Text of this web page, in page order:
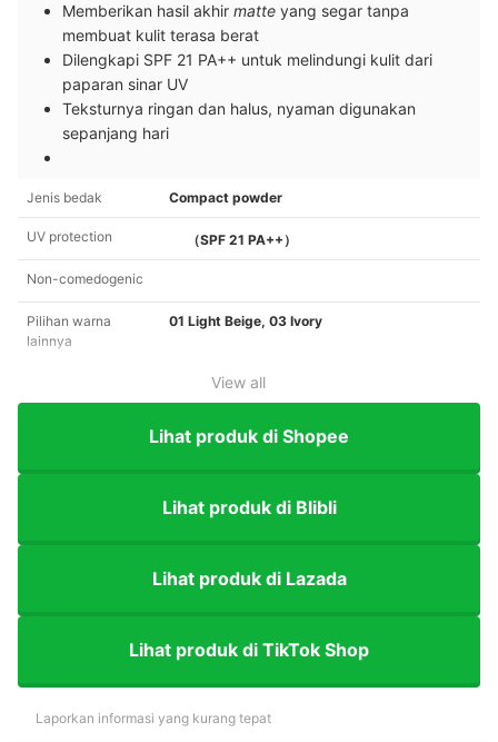
Memberikan hasil akhir matte yang segar tanpa
membuat kulit terasa berat
Dilengkapi SPF 21 PA++ untuk melindungi kulit dari
paparan sinar UV
Teksturnya ringan dan halus, nyaman digunakan
sepanjang hari
Jenis bedak Compact powder
UV protection （SPF 21 PA++）
Non-comedogenic
Pilihan warna
lainnya
01 Light Beige, 03 Ivory
View all
Lihat produk di Shopee
Lihat produk di Blibli
Lihat produk di Lazada
Lihat produk di TikTok Shop
Laporkan informasi yang kurang tepat